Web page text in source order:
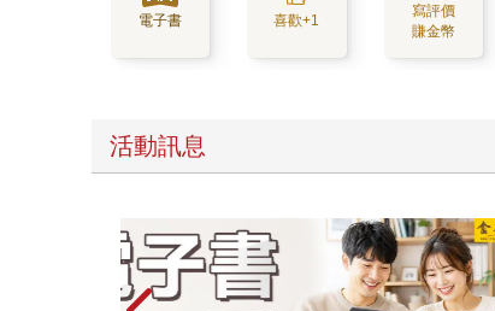
電子書 喜歡+1
寫評價
賺金幣
活動訊息